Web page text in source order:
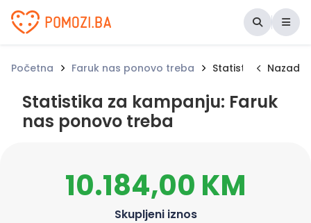
Udruženje Pomozi.ba
Početna Faruk nas ponovo treba Statistika zaNazad
Statistika za kampanju: Faruk
nas ponovo treba
10.184,00 KM
Skupljeni iznos